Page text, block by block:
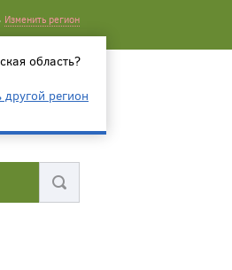
Изменить регион
область?
регион